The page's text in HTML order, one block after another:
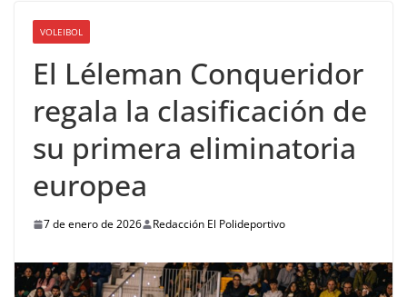
VOLEIBOL
El Léleman Conqueridor
regala la clasificación de
su primera eliminatoria
europea
7 de enero de 2026 Redacción El Polideportivo